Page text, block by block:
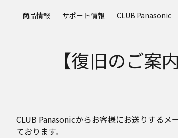
商品情報 サポート情報 CLUB Panasonic
【復旧のご
CLUB Panasonicからお客様にお送りする
ております。